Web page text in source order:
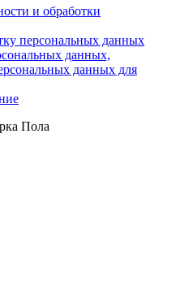
и обработки
персональных данных
данных,
данных для
Пола